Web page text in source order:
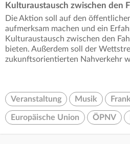
Kulturaustausch zwischen den
Die Aktion soll auf den
aufmerksam machen und ein
Kulturaustausch zwischen den
bieten. Außerdem soll der
zukunftsorientierten Nahverkehr
Veranstaltung Musik
Europäische Union ÖPNV